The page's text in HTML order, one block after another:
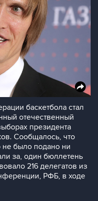
баскетбола стал
отечественный
президента
Сообщалось, что
не было подано ни
за, один бюллетень
216 делегатов из
РФБ, в ходе